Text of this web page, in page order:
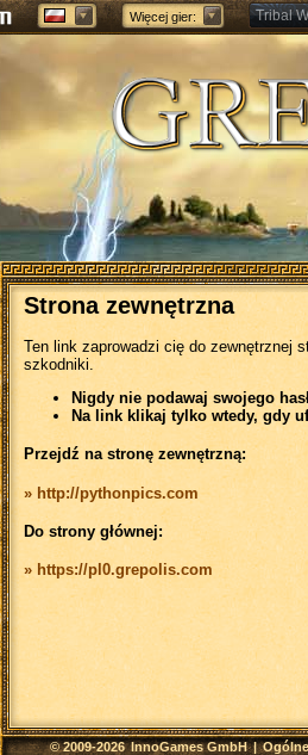
Więcej gier: Tribal
Forge
Strona zewnętrzna
Ten link zaprowadzi cię do zewnętrznej
szkodniki.
Nigdy nie podawaj swojego
Na link klikaj tylko wtedy, gdy
Przejdź na stronę zewnętrzną:
» http://pythonpics.com
Do strony głównej:
» https://pl0.grepolis.com
© 2009-2026InnoGames GmbH|